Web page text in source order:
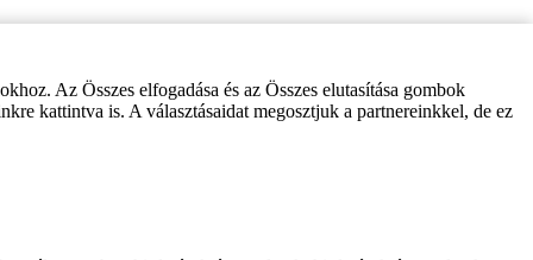
Az Összes elfogadása és az Összes elutasítása gombok
kattintva is. A választásaidat megosztjuk a partnereinkkel, de ez